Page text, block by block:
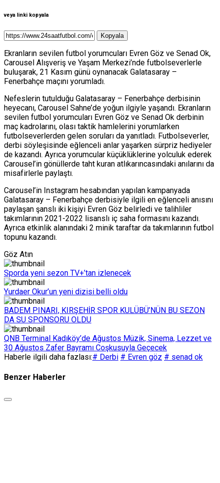
veya linki kopyala
Kopyala
Ekranların sevilen futbol yorumcuları Evren Göz ve Senad Ok,
Carousel Alışveriş ve Yaşam Merkezi’nde futbolseverlerle
buluşarak, 21 Kasım günü oynanacak Galatasaray –
Fenerbahçe maçını yorumladı.
Nefeslerin tutulduğu Galatasaray – Fenerbahçe derbisinin
heyecanı, Carousel Sahne’de yoğun ilgiyle yaşandı. Ekranların
sevilen futbol yorumcuları Evren Göz ve Senad Ok derbinin
maç kadrolarını, olası taktik hamlelerini yorumlarken
futbolseverlerden gelen soruları da yanıtladı. Futbolseverler,
derbi söyleşisinde eğlenceli anlar yaşarken sürpriz hediyeler
de kazandı. Ayrıca yorumcular küçüklüklerine yolculuk ederek
Carousel’in gönüllerde taht kuran atlıkarıncasındaki anılarını da
misafirlerle paylaştı.
Carousel’in Instagram hesabından yapılan kampanyada
Galatasaray – Fenerbahçe derbisiyle ilgili en eğlenceli anısını
paylaşan şanslı iki kişiyi Evren Göz belirledi ve talihliler
takımlarının 2021-2022 lisanslı iç saha formasını kazandı.
Ayrıca etkinlik alanındaki 2 minik taraftar da takımlarının futbol
topunu kazandı.
Göz Atın
Sporda yeni sezon TV+’tan izlenecek
Yurdaer Okur’un yeni dizisi belli oldu
BADEM PINARI, KIRŞEHİR SPOR KULÜBÜ’NÜN BU SEZON
DA SU SPONSORU OLDU
QNB Terminal Kadıköy’de Ağustos Müzik, Sinema, Lezzet ve
30 Ağustos Zafer Bayramı Coşkusuyla Geçecek
Haberle ilgili daha fazlası:# Derbi # Evren göz # senad ok
Benzer Haberler